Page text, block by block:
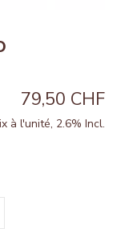
79,50 CHF
à l'unité, 2.6% Incl.